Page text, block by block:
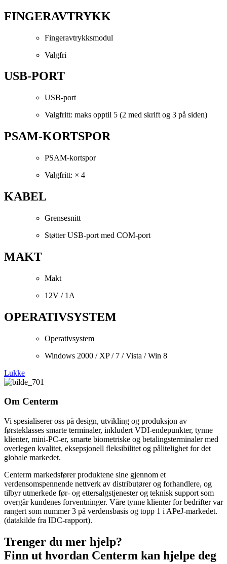
FINGERAVTRYKK
Fingeravtrykksmodul
Valgfri
USB-PORT
USB-port
Valgfritt: maks opptil 5 (2 med skrift og 3 på siden)
PSAM-KORTSPOR
PSAM-kortspor
Valgfritt: × 4
KABEL
Grensesnitt
Støtter USB-port med COM-port
MAKT
Makt
12V / 1A
OPERATIVSYSTEM
Operativsystem
Windows 2000 / XP / 7 / Vista / Win 8
Lukke
Om Centerm
Vi spesialiserer oss på design, utvikling og produksjon av
førsteklasses smarte terminaler, inkludert VDI-endepunkter, tynne
klienter, mini-PC-er, smarte biometriske og betalingsterminaler med
overlegen kvalitet, eksepsjonell fleksibilitet og pålitelighet for det
globale markedet.
Centerm markedsfører produktene sine gjennom et
verdensomspennende nettverk av distributører og forhandlere, og
tilbyr utmerkede før- og ettersalgstjenester og teknisk support som
overgår kundenes forventninger. Våre tynne klienter for bedrifter var
rangert som nummer 3 på verdensbasis og topp 1 i APeJ-markedet.
(datakilde fra IDC-rapport).
Trenger du mer hjelp?
Finn ut hvordan Centerm kan hjelpe deg